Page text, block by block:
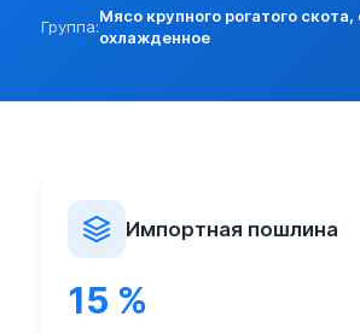
Лицензирование:
нет (базовая)
Группа:
Мясо крупного рогатого
охлажденное
Импортная пошлина
15 %